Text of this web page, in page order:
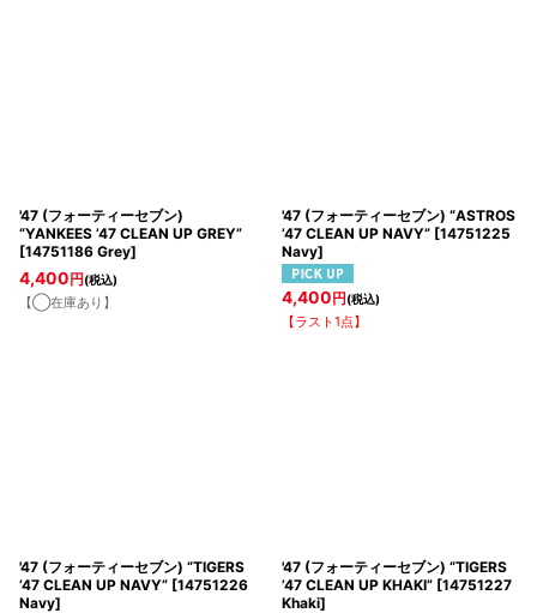
'47 (フォーティーセブン)
“YANKEES ’47 CLEAN UP GREY”
[14751186 Grey]
4,400円(税込)
【◯在庫あり】
'47 (フォーティーセブン) “ASTROS
’47 CLEAN UP NAVY” [14751225
Navy]
4,400円(税込)
【ラスト1点】
'47 (フォーティーセブン) “TIGERS
’47 CLEAN UP NAVY” [14751226
Navy]
'47 (フォーティーセブン) “TIGERS
’47 CLEAN UP KHAKI” [14751227
Khaki]